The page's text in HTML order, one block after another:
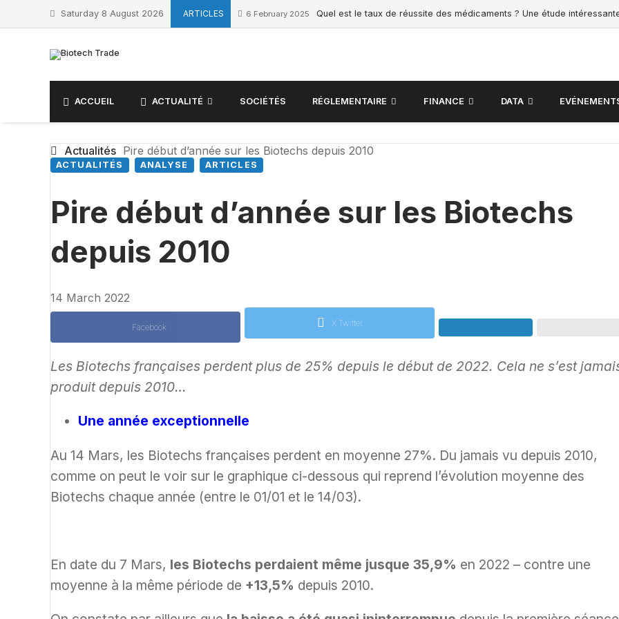
Saturday 8 August 2026 ARTICLES 6 February 2025 Quel est le taux de réussite des médicaments ? Une étude
ACCUEIL ACTUALITÉ SOCIÉTÉS RÉGLEMENTAIRE FINANCE DATA
Actualités Pire début d’année sur les Biotechs depuis 2010
ACTUALITÉS ANALYSE ARTICLES
Pire début d’année sur les Biotechs
depuis 2010
14 March 2022
Facebook X Twitter
Les Biotechs françaises perdent plus de 25% depuis le début de 2022. Cela ne s’est
produit depuis 2010…
Une année exceptionnelle
Au 14 Mars, les Biotechs françaises perdent en moyenne 27%. Du jamais vu depuis 2010,
comme on peut le voir sur le graphique ci-dessous qui reprend l’évolution moyenne des
Biotechs chaque année (entre le 01/01 et le 14/03).
En date du 7 Mars, les Biotechs perdaient même jusque 35,9% en 2022 – contre une
moyenne à la même période de +13,5% depuis 2010.